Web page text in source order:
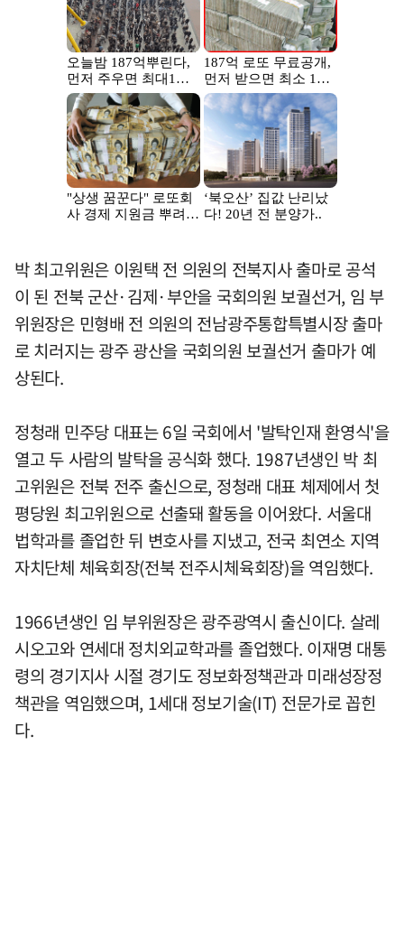
박 최고위원은 이원택 전 의원의 전북지사 출마로 공석
이 된 전북 군산·김제·부안을 국회의원 보궐선거, 임 부
위원장은 민형배 전 의원의 전남광주통합특별시장 출마
로 치러지는 광주 광산을 국회의원 보궐선거 출마가 예
상된다.
정청래 민주당 대표는 6일 국회에서 '발탁인재 환영식'을
열고 두 사람의 발탁을 공식화 했다. 1987년생인 박 최
고위원은 전북 전주 출신으로, 정청래 대표 체제에서 첫
평당원 최고위원으로 선출돼 활동을 이어왔다. 서울대
법학과를 졸업한 뒤 변호사를 지냈고, 전국 최연소 지역
자치단체 체육회장(전북 전주시체육회장)을 역임했다.
1966년생인 임 부위원장은 광주광역시 출신이다. 살레
시오고와 연세대 정치외교학과를 졸업했다. 이재명 대통
령의 경기지사 시절 경기도 정보화정책관과 미래성장정
책관을 역임했으며, 1세대 정보기술(IT) 전문가로 꼽힌
다.